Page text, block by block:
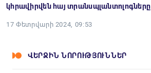
կհրավիրվեն հայ տրանսպլանտոլոգները
17 Փետրվարի 2024, 09:53
ՎԵՐՋԻՆ ՆՈՐՈՒԹՅՈՒՆՆԵՐ